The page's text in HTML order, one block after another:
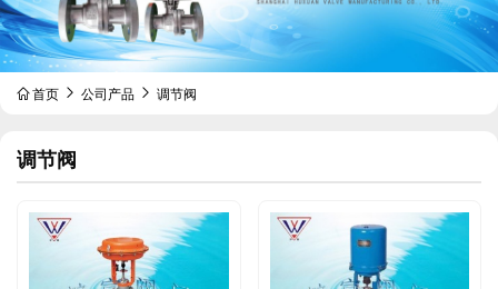
首页 公司产品 调节阀
调节阀